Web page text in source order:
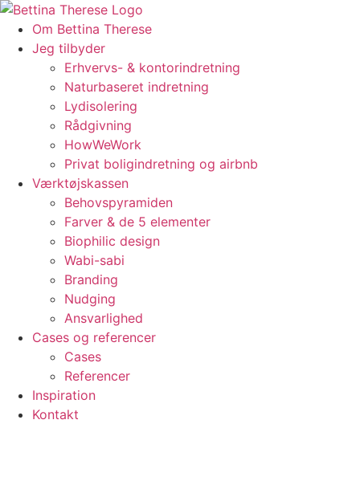
Videre
indhold
Om Bettina Therese
Jeg tilbyder
Erhvervs- & kontorindretning
Naturbaseret indretning
Lydisolering
Rådgivning
HowWeWork
Privat boligindretning og airbnb
Værktøjskassen
Behovspyramiden
Farver & de 5 elementer
Biophilic design
Wabi-sabi
Branding
Nudging
Ansvarlighed
Cases og referencer
Cases
Referencer
Inspiration
Kontakt